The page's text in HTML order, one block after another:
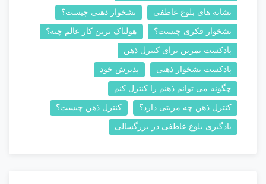
نشانه های بلوغ عاطفی نشخوار ذهنی چیست؟
نشخوار فکری چیست؟ هولناک ترین کار عالم چیه؟
پادکست تمرین برای کنترل ذهن
پادکست نشخوار ذهنی پذیرش خود
چگونه می توانم ذهنم را کنترل کنم
کنترل ذهن چه مزیتی دارد؟ کنترل ذهن چیست؟
یادگیری بلوغ عاطفی در بزرگسالی